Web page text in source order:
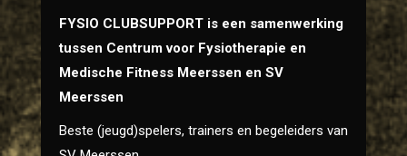
FYSIO CLUBSUPPORT is een samenwerking
tussen Centrum voor Fysiotherapie en
Medische Fitness Meerssen en SV
Meerssen
Beste (jeugd)spelers, trainers en begeleiders van